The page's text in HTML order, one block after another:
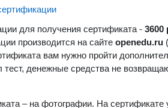
Страница
для получения сертификата - 3600
производится на сайте openedu.ru
вам нужно пройти
тест, денежные средства не
– на фотографии. На